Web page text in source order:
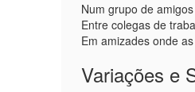
Num grupo de
Entre colegas de
Em amizades onde
Variações e